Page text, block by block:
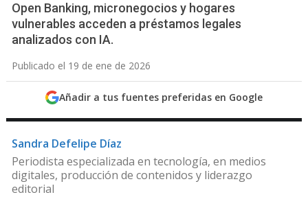
Open Banking, micronegocios y hogares
vulnerables acceden a préstamos legales
analizados con IA.
Publicado el 19 de ene de 2026
Añadir a tus fuentes preferidas en Google
Sandra Defelipe Díaz
Periodista especializada en tecnología, en medios
digitales, producción de contenidos y liderazgo
editorial